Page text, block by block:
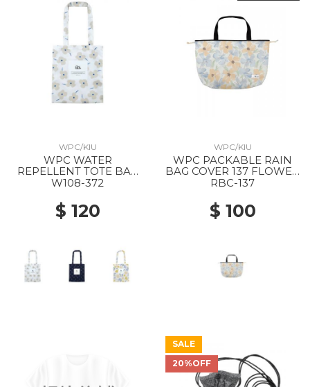
WPC/KIU
WPC WATER
REPELLENT TOTE BAG
372 MERRY FLOWER
W108-372
$ 120
WPC/KIU
WPC PACKABLE RAIN
BAG COVER 137 FLOWER
WALL ORANGE
RBC-137
$ 100
SALE
20%OFF